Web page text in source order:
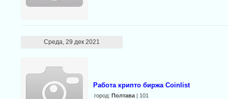
Среда, 29 дек 2021
Работа крипто биржа Coinlist
город: Полтава| 101